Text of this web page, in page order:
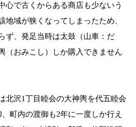
心で古くからある商店も少ないう
地域が狭くなってしまったため、
ず、発足当時は太鼓（山車：だ
（おみこし）しか購入できません
北沢1丁目睦会の大神輿を代五睦会
町内の渡御も2年に一度しか行え